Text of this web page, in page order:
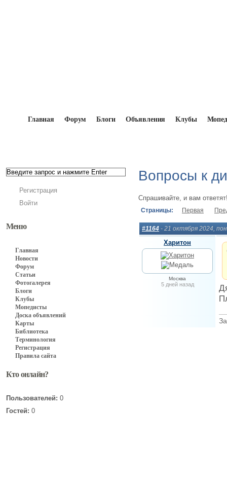
Главная Форум Блоги Объявления Клубы
Регистрация
Войти
Меню
Главная
Новости
Форум
Статьи
Фотогалерея
Блоги
Клубы
Мопедисты
Доска объявлений
Карты
Библиотека
Терминология
Регистрация
Правила сайта
Кто онлайн?
Пользователей: 0
Гостей: 0
Вопросы к
Спрашивайте, и вам
Страницы: Первая
#1164 - 21 октября 2024,
Харитон
Москва
5 дней назад